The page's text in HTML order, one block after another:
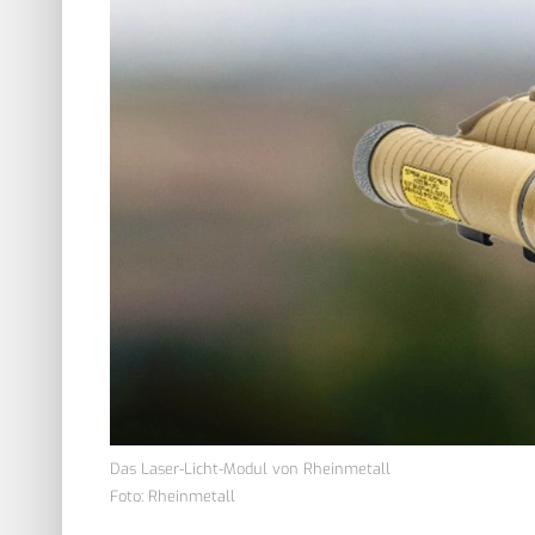
Das Laser-Licht-Modul von Rheinmetall
Foto: Rheinmetall